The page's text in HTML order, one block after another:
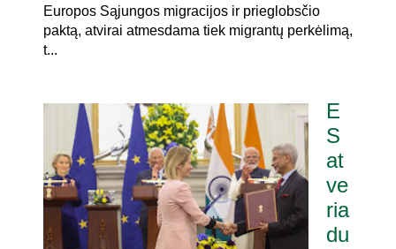
Europos Sąjungos migracijos ir prieglobsčio
paktą, atvirai atmesdama tiek migrantų perkėlimą,
t...
E
S
at
ve
ria
du